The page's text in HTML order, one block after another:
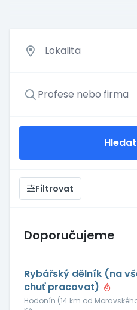
Filtrovat
Doporučujeme
Rybářský dělník (na
chuť pracovat)
Hodonín (14 km od